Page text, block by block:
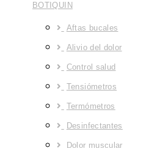
BOTIQUIN
Aftas bucales
Alivio del dolor
Control salud
Tensiómetros
Termómetros
Desinfectantes
Dolor muscular